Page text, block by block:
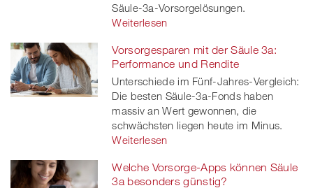
Säule-3a-Vorsorgelösungen.
Weiterlesen
Vorsorgesparen mit der Säule 3a:
Performance und Rendite
Unterschiede im Fünf-Jahres-Vergleich:
Die besten Säule-3a-Fonds haben
massiv an Wert gewonnen, die
schwächsten liegen heute im Minus.
Weiterlesen
Welche Vorsorge-Apps können Säule
3a besonders günstig?